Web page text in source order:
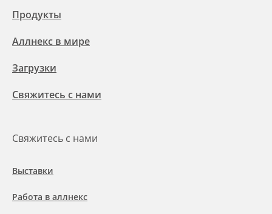
Продукты
Аллнекс в мире
Загрузки
Свяжитесь с нами
Свяжитесь с нами
Выставки
Работа в аллнекс